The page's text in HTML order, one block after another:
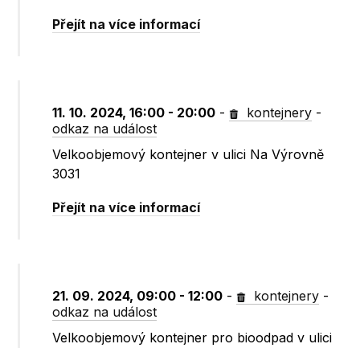
Přejít na více informací
11. 10. 2024, 16:00 - 20:00 - kontejnery -
odkaz na událost
Velkoobjemový kontejner v ulici Na Výrovně
3031
Přejít na více informací
21. 09. 2024, 09:00 - 12:00 - kontejnery -
odkaz na událost
Velkoobjemový kontejner pro bioodpad v ulici